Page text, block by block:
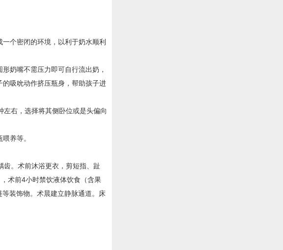
个密闭的环境，以利于奶水顺利
奶嘴不需压力即可自行流出奶，
吸吮动作挤压瓶身，帮助孩子进
右，选择将其侧卧位或是头偏向
养等。
齿。术前沐浴更衣，剪短指、趾
术前4小时禁饮液体饮食（含果
装饰物。术晨建立静脉通道。床